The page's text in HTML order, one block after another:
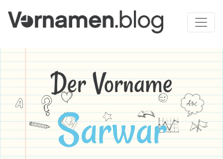
Der Vorname
Sarwar